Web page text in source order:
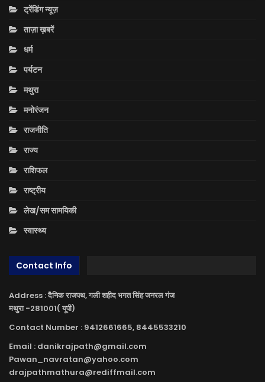
ट्रेंडिंग न्यूज़
ताज़ा ख़बरें
धर्म
पर्यटन
मथुरा
मनोरंजन
राजनीति
राज्य
राशिफल
राष्ट्रीय
लेख/सम सामयिकी
स्वास्थ्य
Contact Info
Address : दैनिक राजपथ, गली शहीद भगत सिंह जनरल गंज
मथुरा -281001( यूपी)
Contact Number : 9412661665, 8445533210
Email : danikrajpath@gmail.com
Pawan_navratan@yahoo.com
drajpathmathura@rediffmail.com